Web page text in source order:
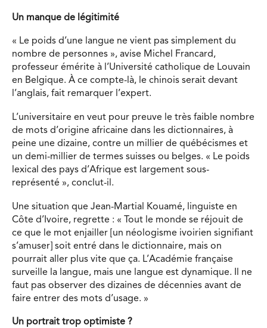
Un manque de légitimité
« Le poids d’une langue ne vient pas simplement du
nombre de personnes », avise Michel Francard,
professeur émérite à l’Université catholique de Louvain
en Belgique. À ce compte-là, le chinois serait devant
l’anglais, fait remarquer l’expert.
L’universitaire en veut pour preuve le très faible nombre
de mots d’origine africaine dans les dictionnaires, à
peine une dizaine, contre un millier de québécismes et
un demi-millier de termes suisses ou belges. « Le poids
lexical des pays d’Afrique est largement sous-
représenté », conclut-il.
Une situation que Jean-Martial Kouamé, linguiste en
Côte d’Ivoire, regrette : « Tout le monde se réjouit de
ce que le mot enjailler [un néologisme ivoirien signifiant
s’amuser] soit entré dans le dictionnaire, mais on
pourrait aller plus vite que ça. L’Académie française
surveille la langue, mais une langue est dynamique. Il ne
faut pas observer des dizaines de décennies avant de
faire entrer des mots d’usage. »
Un portrait trop optimiste ?